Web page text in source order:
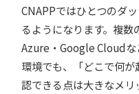
CNAPPではひとつのダ
るようになります。複数
Azure・Google Cloudな
環境でも、「どこで何
認できる点は大きなメリ